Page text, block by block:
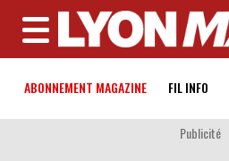
MENU
ABONNEMENT MAGAZINE FIL INFO
Publicité